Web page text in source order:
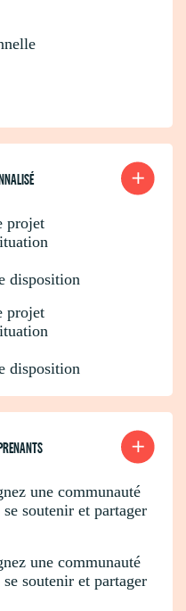
projet
disposition
projet
disposition
une communauté
soutenir et partager
une communauté
soutenir et partager